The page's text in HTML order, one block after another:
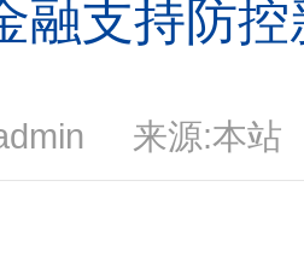
融支持防
来源:本